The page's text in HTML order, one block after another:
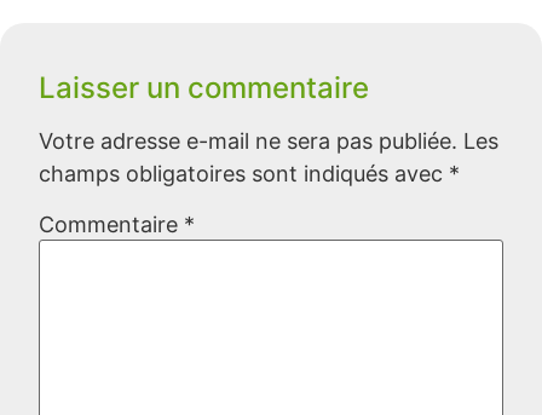
Laisser un commentaire
Votre adresse e-mail ne sera pas publiée. Les
champs obligatoires sont indiqués avec *
Commentaire *